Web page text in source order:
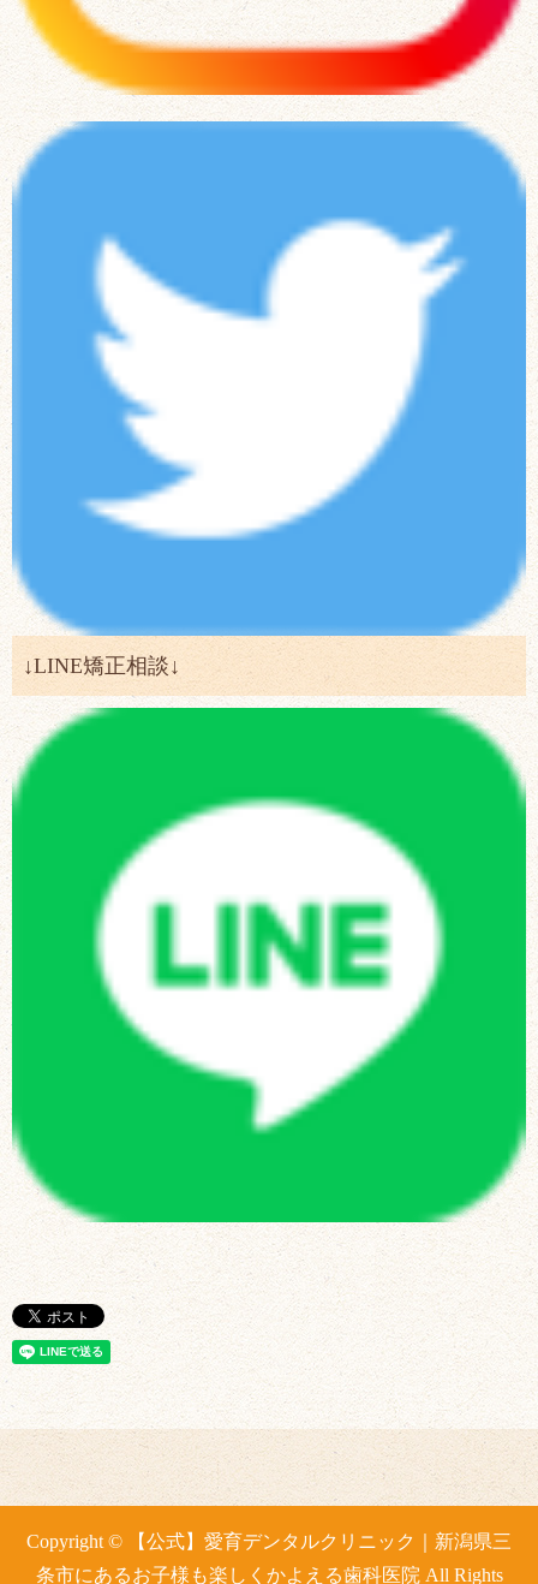
Copyright © 【公式】愛育デンタルクリニック｜新潟県三
条市にあるお子様も楽しくかよえる歯科医院 All Rights